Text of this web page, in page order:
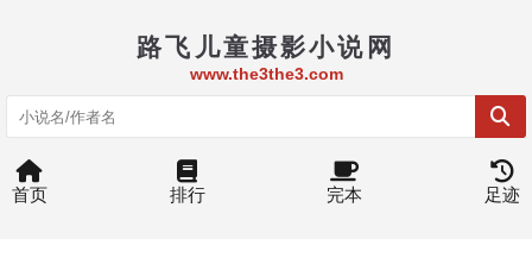
路飞儿童摄影小说网
www.the3the3.com
首页 排行 完本 足迹